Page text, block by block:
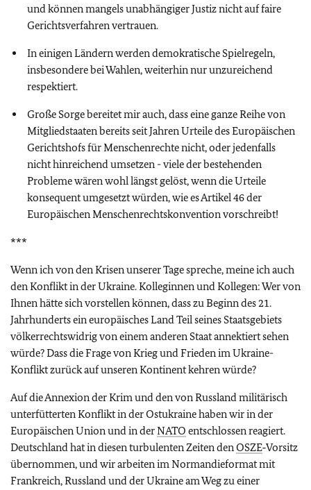
und können mangels unabhängiger Justiz nicht auf faire
Gerichtsverfahren vertrauen.
In einigen Ländern werden demokratische Spielregeln,
insbesondere bei Wahlen, weiterhin nur unzureichend
respektiert.
Große Sorge bereitet mir auch, dass eine ganze Reihe von
Mitgliedstaaten bereits seit Jahren Urteile des Europäischen
Gerichtshofs für Menschenrechte nicht, oder jedenfalls
nicht hinreichend umsetzen - viele der bestehenden
Probleme wären wohl längst gelöst, wenn die Urteile
konsequent umgesetzt würden, wie es Artikel 46 der
Europäischen Menschenrechtskonvention vorschreibt!
***
Wenn ich von den Krisen unserer Tage spreche, meine ich auch
den Konflikt in der Ukraine. Kolleginnen und Kollegen: Wer von
Ihnen hätte sich vorstellen können, dass zu Beginn des 21.
Jahrhunderts ein europäisches Land Teil seines Staatsgebiets
völkerrechtswidrig von einem anderen Staat annektiert sehen
würde? Dass die Frage von Krieg und Frieden im Ukraine-
Konflikt zurück auf unseren Kontinent kehren würde?
Auf die Annexion der Krim und den von Russland militärisch
unterfütterten Konflikt in der Ostukraine haben wir in der
Europäischen Union und in derNATO entschlossen reagiert.
Deutschland hat in diesen turbulenten Zeiten denOSZE‑Vorsitz
übernommen, und wir arbeiten im Normandieformat mit
Frankreich, Russland und der Ukraine am Weg zu einer